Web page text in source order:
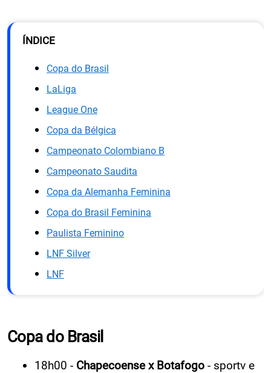
ÍNDICE
Copa do Brasil
LaLiga
League One
Copa da Bélgica
Campeonato Colombiano B
Campeonato Saudita
Copa da Alemanha Feminina
Copa do Brasil Feminina
Paulista Feminino
LNF Silver
LNF
Copa do Brasil
18h00 - Chapecoense x Botafogo - sportv e